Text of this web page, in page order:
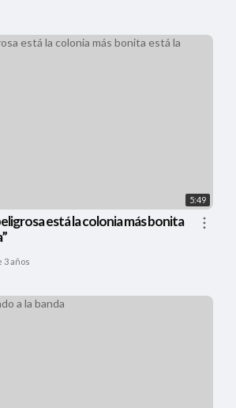
5:49
está la colonia más bonita
3 años